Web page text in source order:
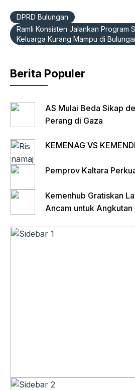
b
o
o
k
A
p
p
a
m
ie
n
dl
DPRD Bulungan
Ramli Konsisten Jalankan Program
Keluarga Kurang Mampu di
Berita Populer
AS Mulai Beda Sikap
Perang di Gaza
KEMENAG VS
Pemprov Kaltara
Kemenhub Gratiskan
Ancam untuk